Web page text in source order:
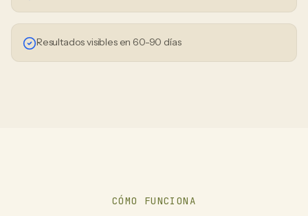
Resultados visibles en 60-90 días
CÓMO FUNCIONA